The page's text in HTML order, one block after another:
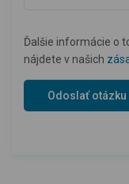
Ďalšie informácie o
nájdete v našich